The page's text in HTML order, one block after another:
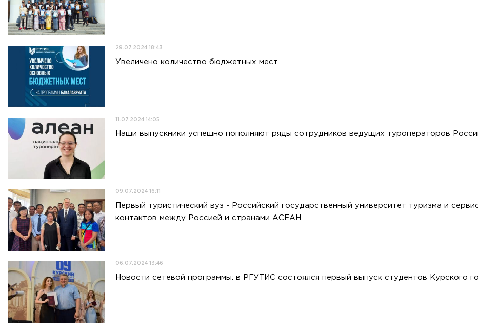
29.07.2024 18:43
Увеличено количество бюджетных мест
11.07.2024 14:05
Наши выпускники успешно пополняют ряды сотрудников ведущих туроператоров
09.07.2024 16:11
Первый туристический вуз - Российский государственный университет туризма и
контактов между Россией и странами АСЕАН
06.07.2024 13:46
Новости сетевой программы: в РГУТИС состоялся первый выпуск студентов Курского